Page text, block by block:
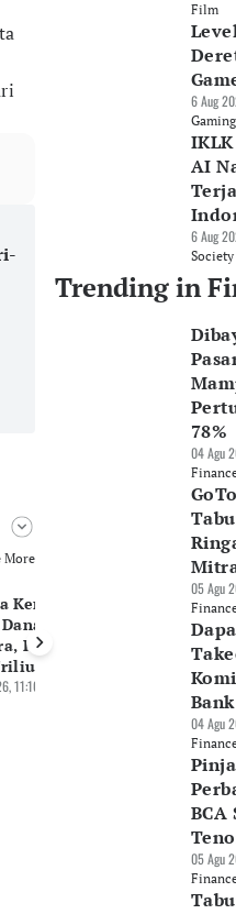
More
Kembali
SAL ke
Kali Ini
11:10 WIB
Pinjaman
Dokumen
Beri Kepastian
Hukum
05 Agu 2026, 15:52
Film
6 Aug
Gaming
AI
6 Aug
Society
Trending in
78%
04 Agu
05 Agu
04 Agu
BCA
05 Agu